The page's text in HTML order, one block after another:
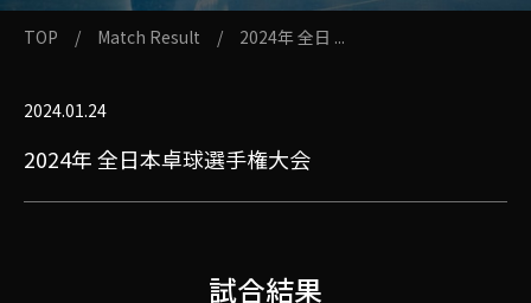
TOP / Match Result / 2024年 全日 ...
2024.01.24
2024年 全日本卓球選手権大会
試合結果